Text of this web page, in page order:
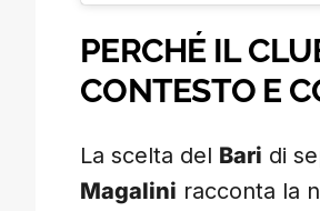
PERCHÉ IL
CONTESTO E
La scelta del Bari di
Magalini racconta la